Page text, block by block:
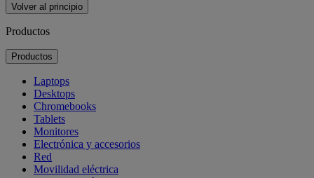
Volver al principio
Productos
Productos
Laptops
Desktops
Chromebooks
Tablets
Monitores
Electrónica y accesorios
Red
Movilidad eléctrica